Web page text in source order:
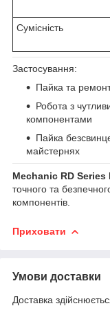
Сумісність
Застосування:
Пайка та
Робота з
компонентами
Пайка
майстернях
Mechanic RD Series
точного та
компонентів.
Приховати
Умови доставки
Доставка